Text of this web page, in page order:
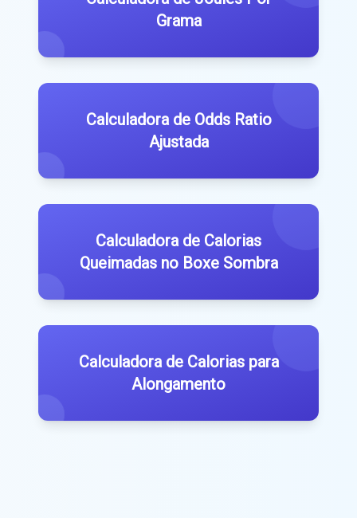
Grama
Calculadora de Odds Ratio
Ajustada
Calculadora de Calorias
Queimadas no Boxe Sombra
Calculadora de Calorias para
Alongamento